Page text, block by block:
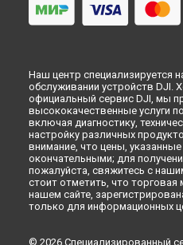
Наш центр специализируется
обслуживании устройств DJI.
официальный сервис DJI, мы
высококачественные услуги
включая диагностику,
настройку различных
внимание, что цены,
окончательными; для
пожалуйста, свяжитесь с
стоит отметить, что торговая
нашем сайте,
только для информационных
© 2026 Специализированный